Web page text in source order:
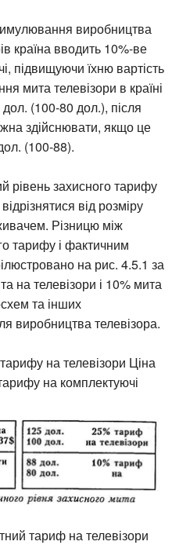
виробництва
країна вводить 10%-ве
підвищуючи їхню вартість
мита телевізори в країні
(100-80 дол.), після
здійснювати, якщо це
(100-88).
рівень захисного тарифу
від розміру
Різницю між
тарифу і фактичним
на рис. 4.5.1 за
на телевізори і 10% мита
та інших
виробництва телевізора.
на телевізори Ціна
на комплектуючі
тариф на телевізори